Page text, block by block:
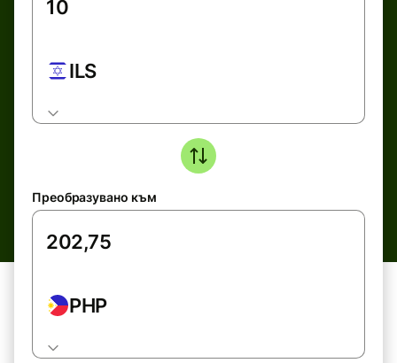
ILS
Преобразувано към
PHP